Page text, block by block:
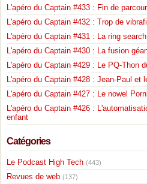
L'apéro du Captain #433 : Fin de
L'apéro du Captain #432 : Trop de
L'apéro du Captain #431 : La ring
L'apéro du Captain #430 : La fusion
L'apéro du Captain #429 : Le PQ-Thon
L'apéro du Captain #428 : Jean-Paul et
L'apéro du Captain #427 : Le nowel
L'apéro du Captain #426 :
enfant
Catégories
Le Podcast High Tech (443)
Revues de web (137)